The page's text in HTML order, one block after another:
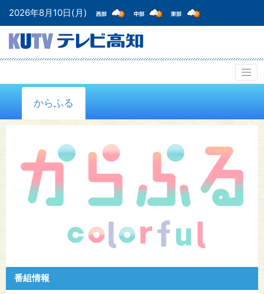
2026年8月10日(月)
からふる
番組情報